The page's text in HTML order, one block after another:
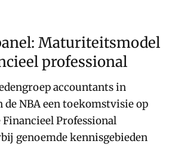
Maturiteitsmodel
professional
accountants in
de NBA een toekomstvisie op
Financieel Professional
genoemde kennisgebieden